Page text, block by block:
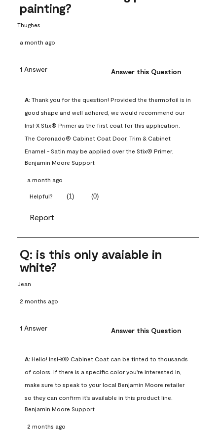
painting?
Thughes
a month ago
1 Answer Answer this Question
A: Thank you for the question! Provided the thermofoil is in
good shape and well adhered, we would recommend our
Insl-X Stix® Primer as the first coat for this application.
The Coronado® Cabinet Coat Door, Trim & Cabinet
Enamel - Satin may be applied over the Stix® Primer.
Benjamin Moore Support
a month ago
Helpful? (1 ) (0)
Report
Q: is this only avaiable in
white?
Jean
2 months ago
1 Answer Answer this Question
A: Hello! Insl-X® Cabinet Coat can be tinted to thousands
of colors. If there is a specific color you're interested in,
make sure to speak to your local Benjamin Moore retailer
so they can confirm it's available in this product line.
Benjamin Moore Support
2 months ago